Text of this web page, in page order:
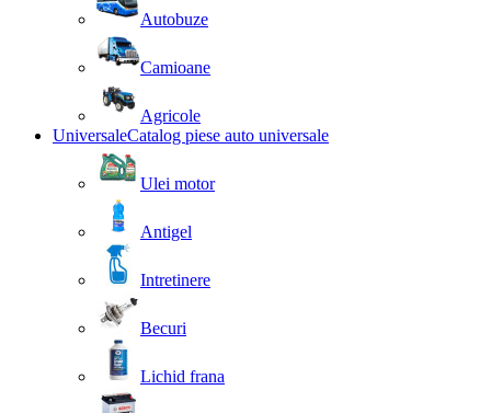
Autobuze
Camioane
Agricole
UniversaleCatalog piese auto universale
Ulei motor
Antigel
Intretinere
Becuri
Lichid frana